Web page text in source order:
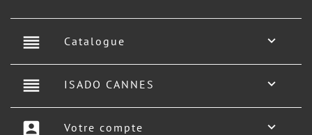
reorder Catalogue 
reorder ISADO CANNES 
account_box Votre compte 